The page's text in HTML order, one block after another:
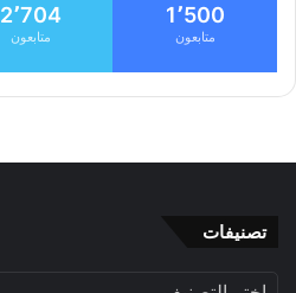
1٬500
متابعون
2٬704
متابعون
تصنيفات
تصنيفات